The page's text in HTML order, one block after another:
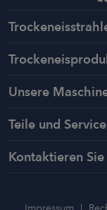
Unsere
Teile und Service
Kontaktieren Sie